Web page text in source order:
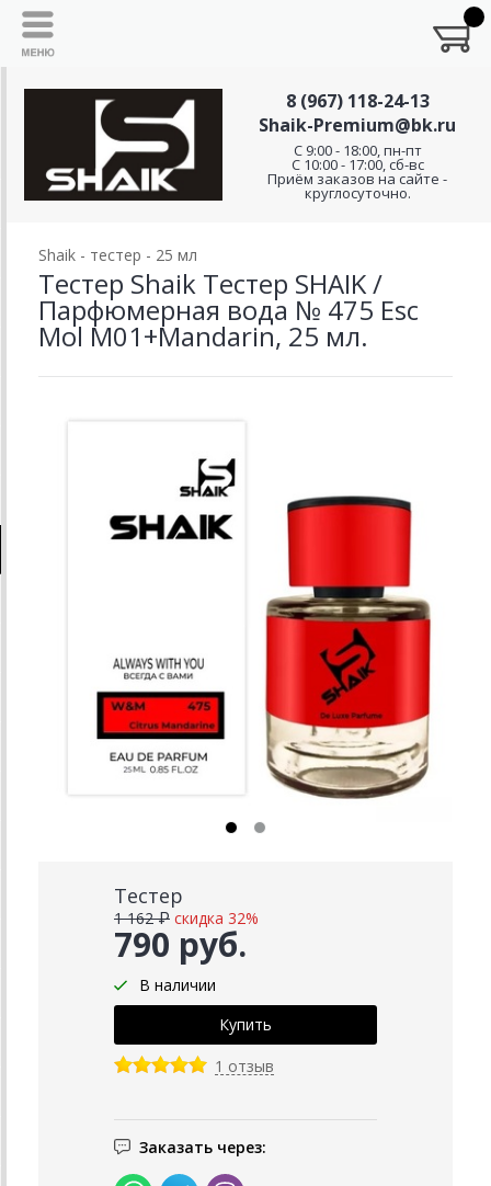
8 (967) 118-24-13
Shaik-Premium@bk.ru
C 9:00 - 18:00, пн-пт
С 10:00 - 17:00, сб-вс
Приём заказов на сайте -
круглосуточно.
Shaik - тестер - 25 мл
Тестер Shaik Тестер SHAIK /
Парфюмерная вода № 475 Esc
Mol M01+Mandarin, 25 мл.
Тестер
790 руб.
1 162 ₽ скидка 32%
В наличии
1 отзыв
Заказать через: